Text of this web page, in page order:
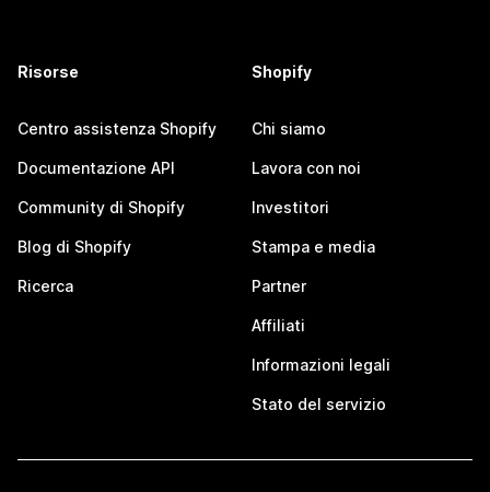
Risorse
Centro assistenza Shopify
Documentazione API
Community di Shopify
Blog di Shopify
Ricerca
Shopify
Chi siamo
Lavora con noi
Investitori
Stampa e media
Partner
Affiliati
Informazioni legali
Stato del servizio